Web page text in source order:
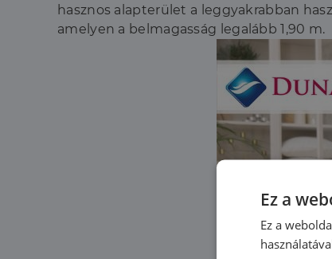
hasznos alapterület a leggyakrabban
amelyen a belmagasság legalább 1,90 m.
Ez a
Ez a